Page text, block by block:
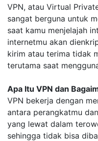
VPN, atau Virtual
sangat berguna untuk
saat kamu menjelajah
internetmu akan
kirim atau terima tidak
terutama saat
Apa Itu VPN dan
VPN bekerja dengan
antara perangkatmu
yang lewat dalam
sehingga tidak bisa